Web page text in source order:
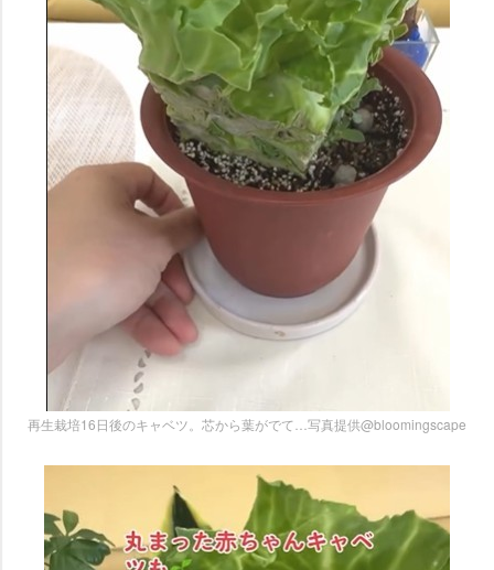
再生栽培16日後のキャベツ。芯から葉がでて…写真提供@bloomingscape